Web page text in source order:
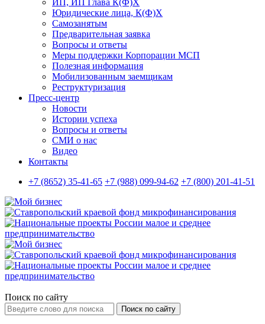
ИП, ИП Глава К(Ф)Х
Юридические лица, К(Ф)Х
Самозанятым
Предварительная заявка
Вопросы и ответы
Меры поддержки Корпорации МСП
Полезная информация
Мобилизованным заемщикам
Реструктуризация
Пресс-центр
Новости
Истории успеха
Вопросы и ответы
СМИ о нас
Видео
Контакты
+7 (8652) 35-41-65 +7 (988) 099-94-62 +7 (800) 201-41-51
Поиск по сайту
Поиск по сайту